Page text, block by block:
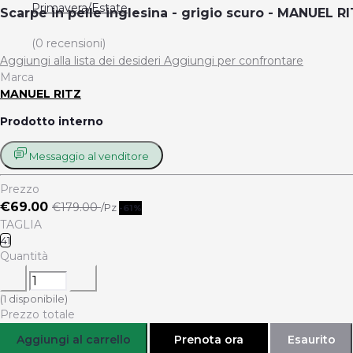
Primavera/Estate
Scarpe in pelle inglesina - grigio scuro - MANUEL
(0 recensioni)
Aggiungi alla lista dei desideri Aggiungi per confrontare
Marca
MANUEL RITZ
Prodotto interno
Messaggio al venditore
Prezzo
€69.00 €179.00/Pz -61%
TAGLIA
41
Quantità
(1 disponibile)
Prezzo totale
Aggiungi al carrello
Prenota ora Esaurito